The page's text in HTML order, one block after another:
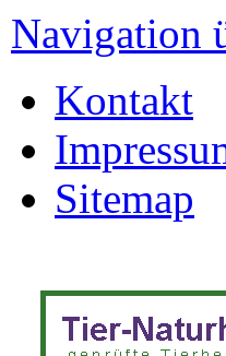
Navigation
Kontakt
Sitemap